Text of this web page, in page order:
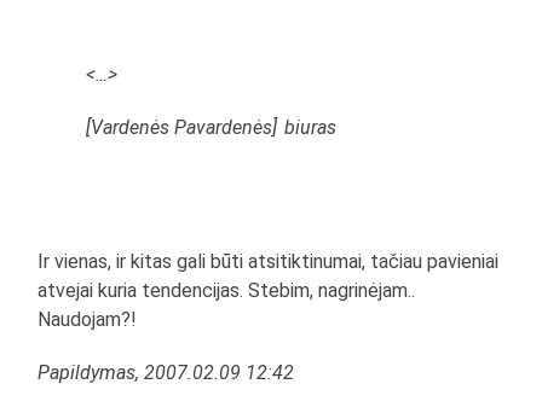
<…>
[Vardenės Pavardenės] biuras
Ir vienas, ir kitas gali būti atsitiktinumai, tačiau pavieniai
atvejai kuria tendencijas. Stebim, nagrinėjam..
Naudojam?!
Papildymas, 2007.02.09 12:42